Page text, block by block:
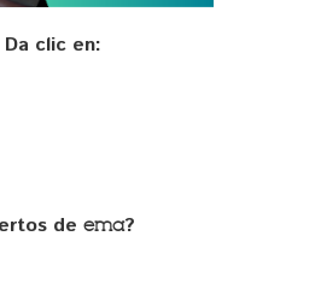
clic en:
de ema?